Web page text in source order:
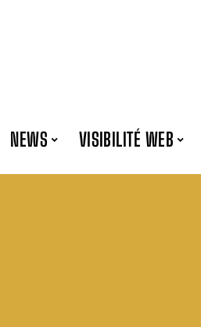
NEWS VISIBILITÉ WEB